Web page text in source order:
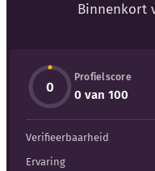
Externe bronnen
Woordenboek
Auteurs
Binnenkort
0
Profielscore
0 van 100
Verifieerbaarheid
Ervaring